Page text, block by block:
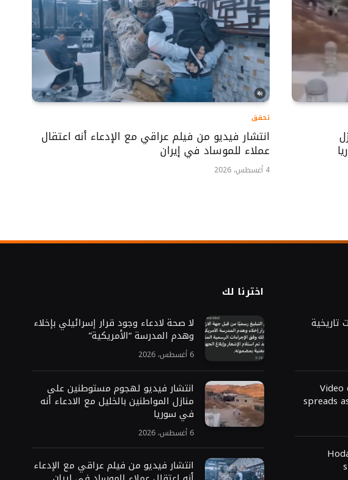
تحقق
انتشار فيديو من فيلم عراقي مع الإدعاء أنه اعتقال
عملاء للموساد في إيران
4 أغسطس، 2026
spreads
اخترنا لك
لا صحة لادعاء وجود قرار إسرائيلي بإخلاء
وهدم المدرسة “الأمريكية”
6 أغسطس، 2026
انتشار فيديو لهجوم مستوطنين على
منازل المواطنين بالخليل مع الادعاء أنه
في سوريا
6 أغسطس، 2026
انتشار فيديو من فيلم عراقي مع الإدعاء